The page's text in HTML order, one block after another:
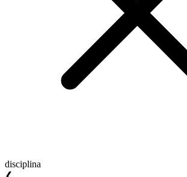
disciplina